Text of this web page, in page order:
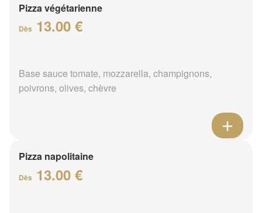
Pizza végétarienne
Dès 13.00 €
Base sauce tomate, mozzarella, champignons,
poivrons, olives, chèvre
Pizza napolitaine
Dès 13.00 €